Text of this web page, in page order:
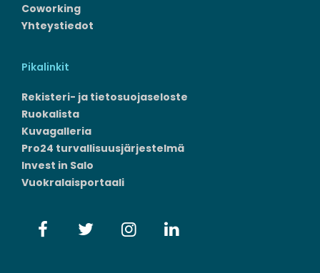
Coworking
Yhteystiedot
Pikalinkit
Rekisteri- ja tietosuojaseloste
Ruokalista
Kuvagalleria
Pro24 turvallisuusjärjestelmä
Invest in Salo
Vuokralaisportaali